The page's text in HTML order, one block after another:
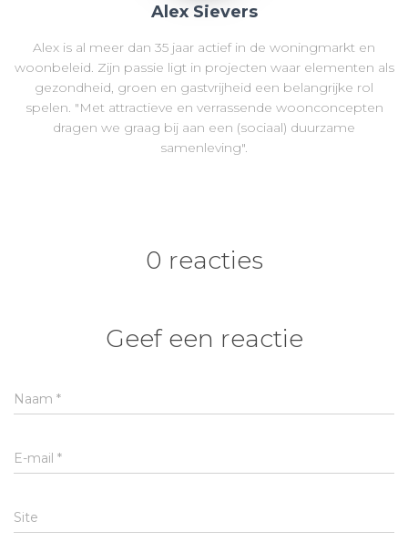
Alex Sievers
Alex is al meer dan 35 jaar actief in de woningmarkt en
woonbeleid. Zijn passie ligt in projecten waar elementen als
gezondheid, groen en gastvrijheid een belangrijke rol
spelen. "Met attractieve en verrassende woonconcepten
dragen we graag bij aan een (sociaal) duurzame
samenleving".
0 reacties
Geef een reactie
Naam *
E-mail *
Site